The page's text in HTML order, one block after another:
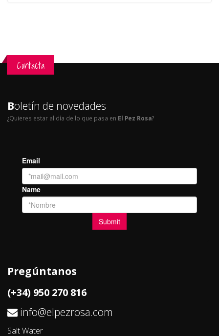
Contacta
Boletín de novedades
¿Quieres estar al día de lo que pasa en El Pez Rosa?
Pregúntanos
(+34) 950 270 816
info@elpezrosa.com
Salt Water